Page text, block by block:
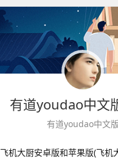
有道youdao中文
有道youdao中文版
飞机大厨安卓版和苹果版(飞机大厨无限金币